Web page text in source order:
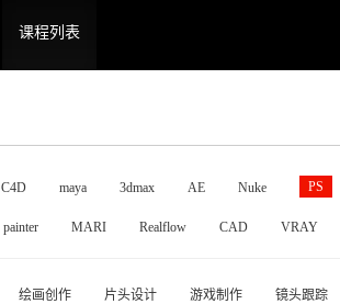
课程列表
C4D maya 3dmax AE Nuke PS
painter MARI Realflow CAD VRAY
绘画创作 片头设计 游戏制作 镜头跟踪